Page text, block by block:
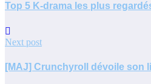
Top 5 K-drama les plus
Next post
[MAJ] Crunchyroll dévoile son